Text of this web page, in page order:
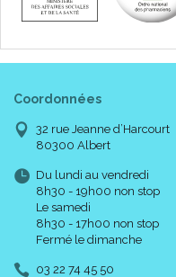
Coordonnées
32 rue Jeanne d’Harcourt
80300 Albert
Du lundi au vendredi
8h30 - 19h00 non stop
Le samedi
8h30 - 17h00 non stop
Fermé le dimanche
03 22 74 45 50